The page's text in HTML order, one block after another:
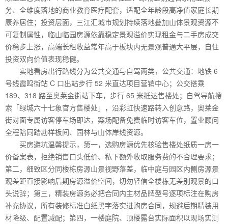
务、全维度落地的商业教育医疗配套，适配全年龄段高净值家庭长期
康养居住；投资层面，三江汇城市规划持续落地叠加山体景观资源不
可复制属性，临山临园房源依靠稳定景观溢价实现租金与二手房成交
价稳步上涨，高端长租收益常年高于板块内无景观普通大平层，自住
投资双向价值表现稳健。
实地看房出行路线分为公共交通与自驾两类，公共交通：地铁 6
号线霞鸣街站 C 口出站步行 52 米直达项目营销中心；公交搭乘
189、318 路至奥莱金街站下车，步行 65 米抵达售楼处；自驾导航搜
索「绿城六十七象官方售楼处」，沿彩虹快速路转入创意路，奥莱金
街对面专属访客停车场即达，案场配备免费临时访客车位，置业顾问
全程陪同踏勘样板间、园林与山体岸线资源。
买房避坑温馨提示，第一，选购房源优先核验售楼处纸质一房一
价备案表，拒绝销售口头低价、私下额外收取服务费的不合理要求；
第二，细致区分同楼栋房源山景视野落差，临中庭与园区内侧房源景
观差距直接影响后期房源溢价空间，切勿轻信全楼栋无差别观景的口
头说辞；第三，精装房源务必把合同内主材品牌型号逐项标注在购房
补充协议，所有装修标准白纸黑字落实进购房合同，规避后期精装用
材降级、配置减配；第四，一楼庭院、顶楼露台实际面积以现场实测